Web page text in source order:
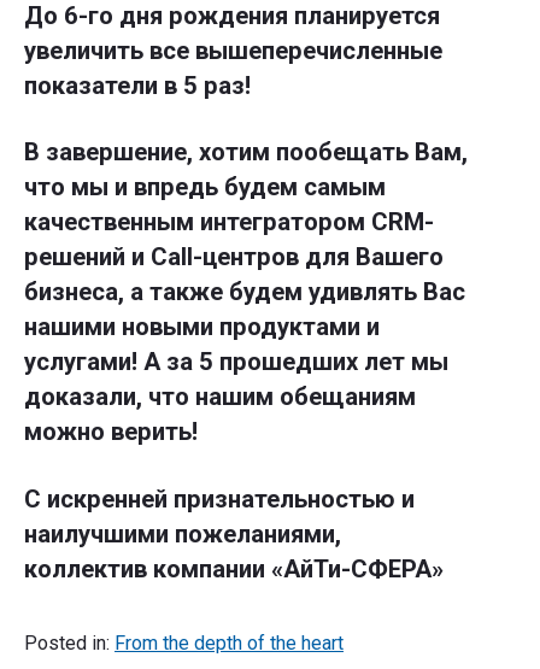
До 6-го дня рождения планируется
увеличить все вышеперечисленные
показатели в 5 раз!
В завершение, хотим пообещать Вам,
что мы и впредь будем самым
качественным интегратором CRM-
решений и Call-центров для Вашего
бизнеса, а также будем удивлять Вас
нашими новыми продуктами и
услугами! А за 5 прошедших лет мы
доказали, что нашим обещаниям
можно верить!
С искренней признательностью и
наилучшими пожеланиями,
коллектив компании «АйТи-СФЕРА»
Posted in: From the depth of the heart